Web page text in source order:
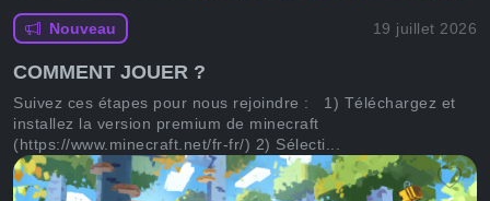
Nouveau 19 juillet 2026
COMMENT JOUER ?
Suivez ces étapes pour nous rejoindre : 1) Téléchargez et
installez la version premium de minecraft
(https://www.minecraft.net/fr-fr/) 2) Sélecti...